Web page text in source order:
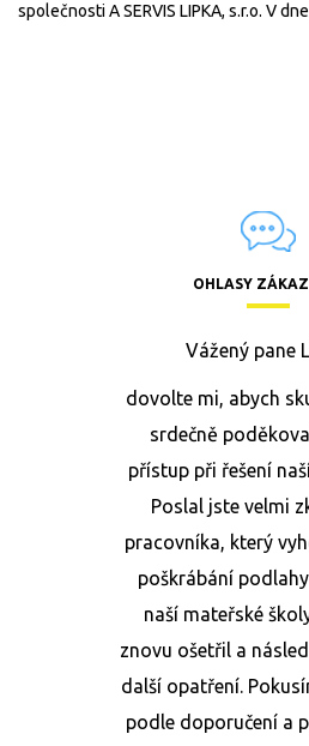
společnosti A SERVIS LIPKA, s.r.o. V
OHLASY
Vážený pane
dovolte mi, abych
srdečně
přístup při řešení
Poslal jste velmi
pracovníka, který
poškrábání
naší mateřské
znovu ošetřil a
další opatření.
podle doporučení a